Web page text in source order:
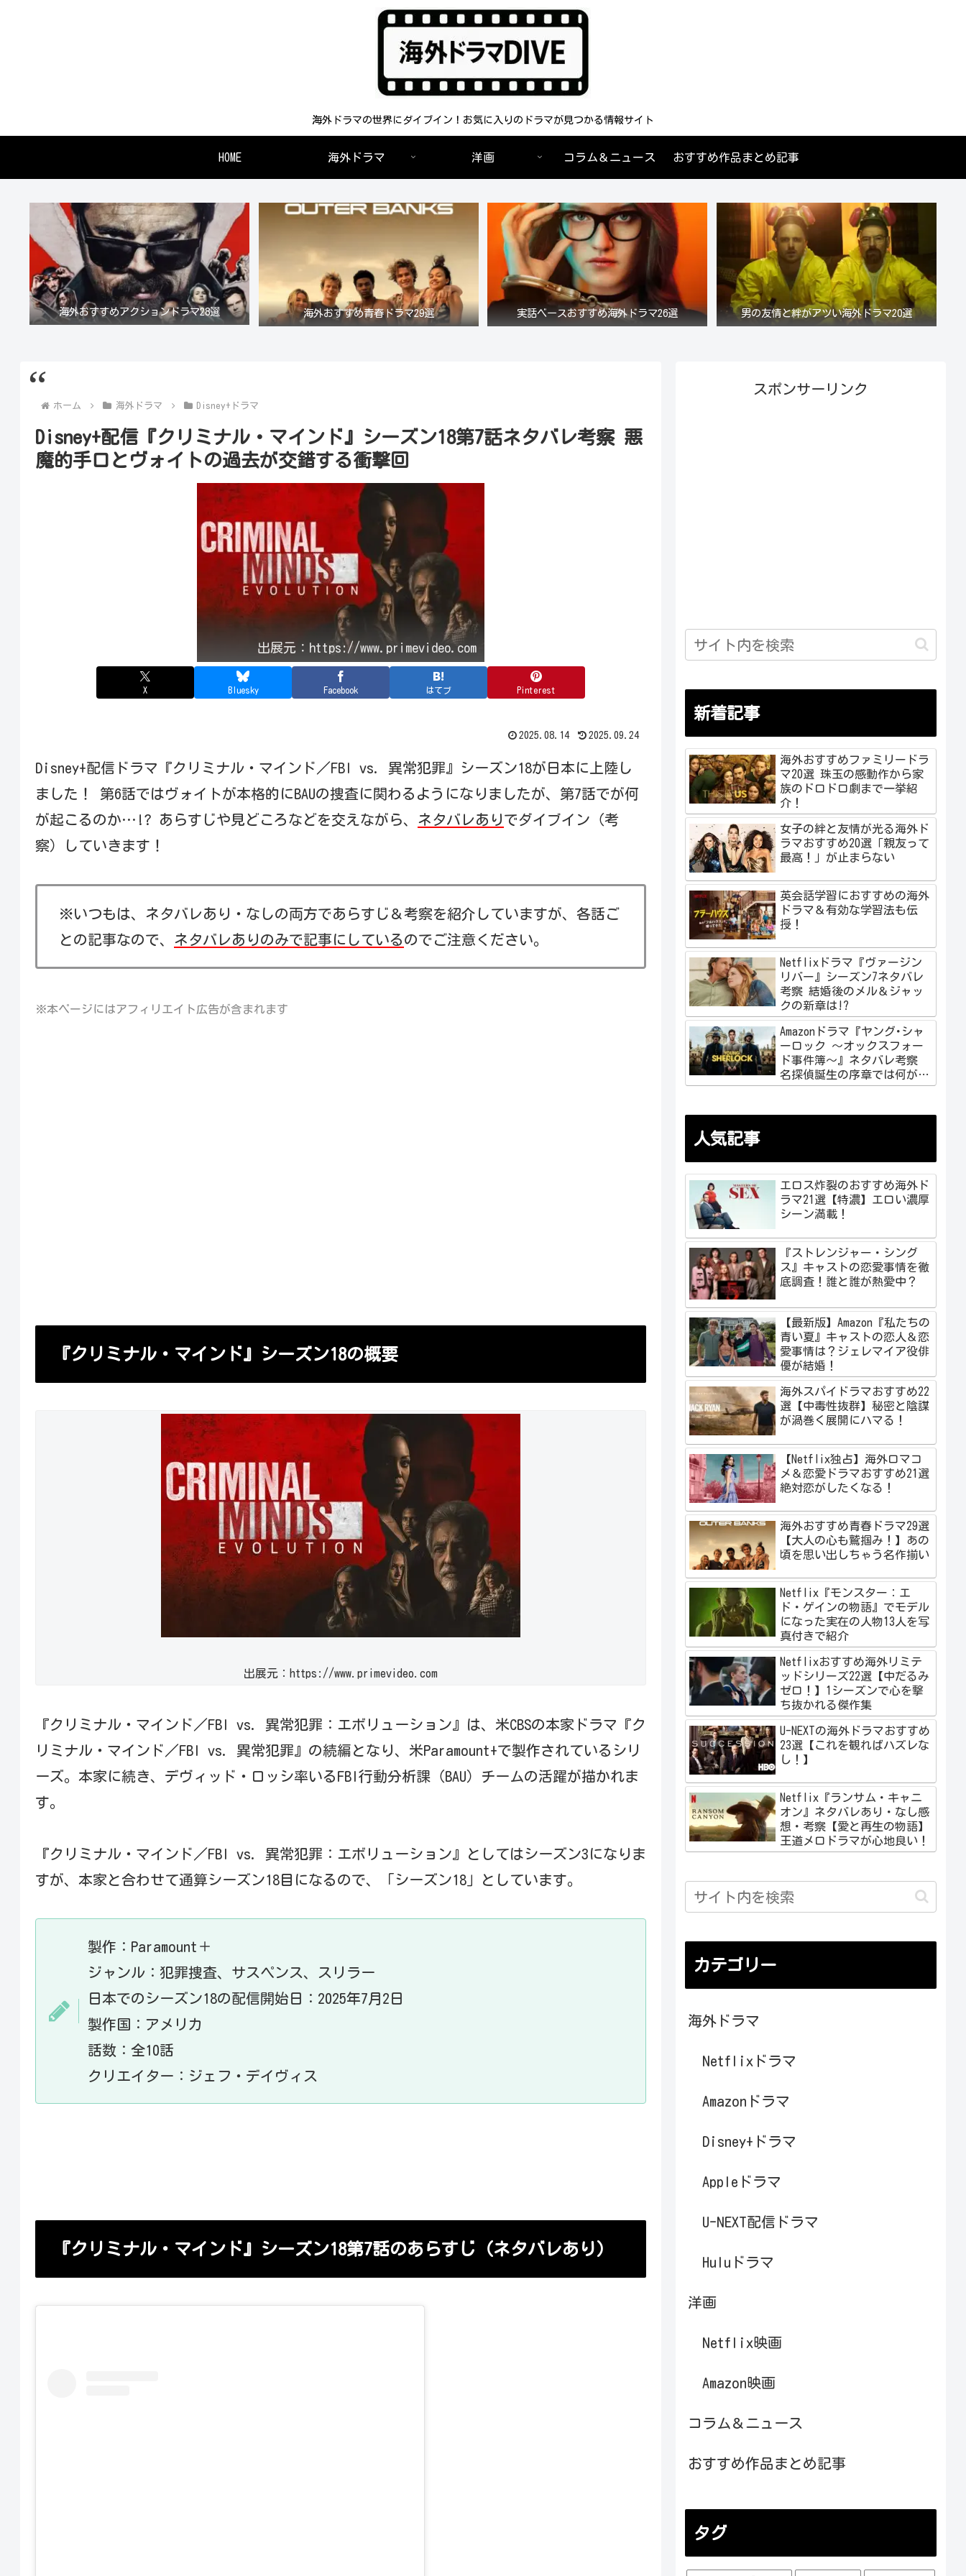
海外ドラマの世界にダイブイン！お気に入りのドラマが見つかる情報サイト
HOME 海外ドラマ 洋画 コラム＆ニュース おすすめ作品まとめ記事
海外おすすめアクションドラマ28選 海外おすすめ青春ドラマ29選 実話ベースおすすめ海外ドラマ26選 男の友情と絆がアツい海外ドラマ20選
ホーム 海外ドラマ Disney+ドラマ
Disney+配信『クリミナル・マインド』シーズン18第7話ネタバレ考察 悪
魔的手口とヴォイトの過去が交錯する衝撃回
出展元：https://www.primevideo.com
X Bluesky Facebook はてブ Pinterest
2025.08.14 2025.09.24
Disney+配信ドラマ『クリミナル・マインド／FBI vs. 異常犯罪』シーズン18が日本に上陸し
ました！ 第6話ではヴォイトが本格的にBAUの捜査に関わるようになりましたが、第7話でが何
が起こるのか…!? あらすじや見どころなどを交えながら、 ネタバレあり でダイブイン（考
察）していきます！
※いつもは、ネタバレあり・なしの両方であらすじ＆考察を紹介していますが、各話ご
との記事なので、 ネタバレありのみで記事にしている のでご注意ください。
※本ページにはアフィリエイト広告が含まれます
『クリミナル・マインド』シーズン18の概要
出展元：https://www.primevideo.com
『クリミナル・マインド／FBI vs. 異常犯罪：エボリューション』は、米CBSの本家ドラマ『ク
リミナル・マインド／FBI vs. 異常犯罪』の続編となり、米Paramount+で製作されているシリ
ーズ。本家に続き、デヴィッド・ロッシ率いるFBI行動分析課（BAU）チームの活躍が描かれま
す。
『クリミナル・マインド／FBI vs. 異常犯罪：エボリューション』としてはシーズン3になりま
すが、本家と合わせて通算シーズン18目になるので、「シーズン18」としています。
製作：Paramount＋
ジャンル：犯罪捜査、サスペンス、スリラー
日本でのシーズン18の配信開始日：2025年7月2日
製作国：アメリカ
話数：全10話
クリエイター：ジェフ・デイヴィス
『クリミナル・マインド』シーズン18第7話のあらすじ（ネタバレあり）
スポンサーリンク
新着記事
海外おすすめファミリードラ
マ20選 珠玉の感動作から家
族のドロドロ劇まで一挙紹
介！
女子の絆と友情が光る海外ド
ラマおすすめ20選「親友って
最高！」が止まらない
英会話学習におすすめの海外
ドラマ＆有効な学習法も伝
授！
Netflixドラマ『ヴァージン
リバー』シーズン7ネタバレ
考察 結婚後のメル＆ジャッ
クの新章は!?
Amazonドラマ『ヤング･シャ
ーロック ～オックスフォー
ド事件簿～』ネタバレ考察
名探偵誕生の序章では何が起
こる!?
人気記事
エロス炸裂のおすすめ海外ド
ラマ21選【特濃】エロい濃厚
シーン満載！
『ストレンジャー・シング
ス』キャストの恋愛事情を徹
底調査！誰と誰が熱愛中？
【最新版】Amazon『私たちの
青い夏』キャストの恋人＆恋
愛事情は？ジェレマイア役俳
優が結婚！
海外スパイドラマおすすめ22
選【中毒性抜群】秘密と陰謀
が渦巻く展開にハマる！
【Netflix独占】海外ロマコ
メ＆恋愛ドラマおすすめ21選
絶対恋がしたくなる！
海外おすすめ青春ドラマ29選
【大人の心も鷲掴み！】あの
頃を思い出しちゃう名作揃い
Netflix『モンスター：エ
ド・ゲインの物語』でモデル
になった実在の人物13人を写
真付きで紹介
Netflixおすすめ海外リミテ
ッドシリーズ22選【中だるみ
ゼロ！】1シーズンで心を撃
ち抜かれる傑作集
U-NEXTの海外ドラマおすすめ
23選【これを観ればハズレな
し！】
Netflix『ランサム・キャニ
オン』ネタバレあり・なし感
想・考察【愛と再生の物語】
王道メロドラマが心地良い！
カテゴリー
海外ドラマ
Netflixドラマ
Amazonドラマ
Disney+ドラマ
Appleドラマ
U-NEXT配信ドラマ
Huluドラマ
洋画
Netflix映画
Amazon映画
コラム＆ニュース
おすすめ作品まとめ記事
タグ